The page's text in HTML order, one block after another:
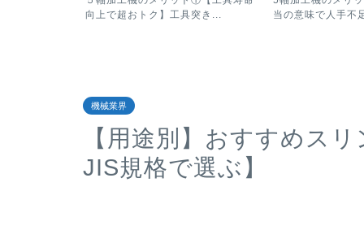
向上で超おトク】工具突き...
当の意味で人手不
機械業界
【用途別】おすすめス
JIS規格で選ぶ】